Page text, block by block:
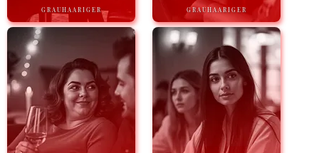
GRAUHAARIGER GRAUHAARIGER